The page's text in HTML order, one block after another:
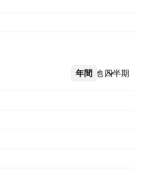
年間 四半期
その他